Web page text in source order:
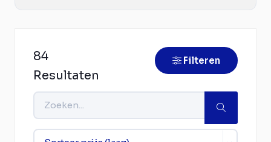
84
Resultaten
Filteren